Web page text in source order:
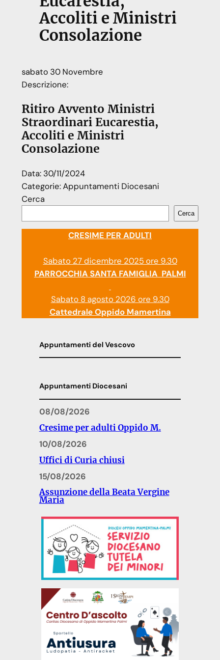
Accoliti e Ministri
Consolazione
sabato 30 Novembre
Descrizione:
Ritiro Avvento Ministri
Straordinari Eucarestia,
Accoliti e Ministri
Consolazione
Data: 30/11/2024
Categorie:Appuntamenti Diocesani
Cerca
Cerca
CRESIME PER ADULTI
Sabato 27 dicembre 2025 ore 9.30
PARROCCHIA SANTA FAMIGLIA PALMI
Sabato 8 agosto 2026 ore 9.30
Cattedrale Oppido Mamertina
Appuntamenti del Vescovo
Appuntamenti Diocesani
08/08/2026
Cresime per adulti Oppido M.
10/08/2026
Uffici di Curia chiusi
15/08/2026
Assunzione della Beata Vergine
Maria